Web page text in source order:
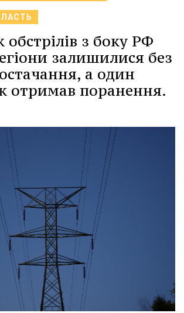
обстрілів з боку РФ
залишилися без
а один
отримав поранення.